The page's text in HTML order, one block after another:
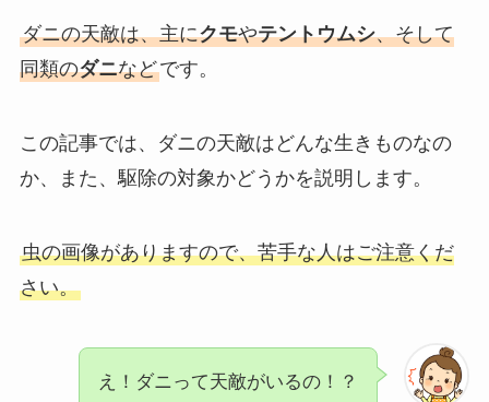
ダニの天敵は、主にクモやテントウムシ、そして
同類のダニなどです。
この記事では、ダニの天敵はどんな生きものなの
か、また、駆除の対象かどうかを説明します。
虫の画像がありますので、苦手な人はご注意くだ
さい。
え！ダニって天敵がいるの！？